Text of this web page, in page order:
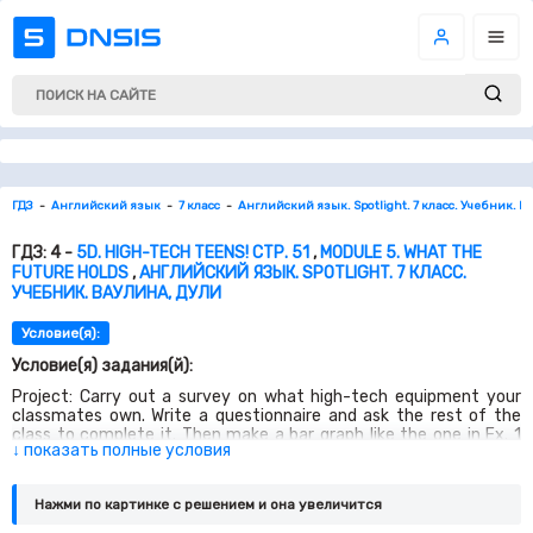
ГДЗ Английский язык 7 класс Английский язык. Spotlight. 7 класс. Учебник.
ГДЗ: 4 - 5D. HIGH-TECH TEENS! СТР. 51, MODULE 5. WHAT THE
FUTURE HOLDS,АНГЛИЙСКИЙ ЯЗЫК. SPOTLIGHT. 7 КЛАСС.
УЧЕБНИК. ВАУЛИНА, ДУЛИ
Условие(я):
Условие(я) задания(й):
Project: Carry out a survey on what high-tech equipment your
classmates own. Write a questionnaire and ask the rest of the
class to complete it. Then make a bar graph like the one in Ex. 1
showing the results. Your graph should contain the following
высокотехнологичное оборудование есть у ваших
одноклассников. Напишите вопросник и попросите
↓ показать полные условия
Нажми по картинке c решением и она увеличится